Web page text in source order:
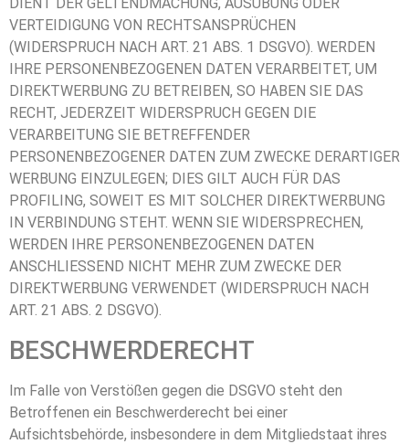
VERTEIDIGUNG VON RECHTSANSPRÜCHEN
(WIDERSPRUCH NACH ART. 21 ABS. 1 DSGVO). WERDEN
IHRE PERSONENBEZOGENEN DATEN VERARBEITET, UM
DIREKTWERBUNG ZU BETREIBEN, SO HABEN SIE DAS
RECHT, JEDERZEIT WIDERSPRUCH GEGEN DIE
VERARBEITUNG SIE BETREFFENDER
PERSONENBEZOGENER DATEN ZUM ZWECKE DERARTIGER
WERBUNG EINZULEGEN; DIES GILT AUCH FÜR DAS
PROFILING, SOWEIT ES MIT SOLCHER DIREKTWERBUNG
IN VERBINDUNG STEHT. WENN SIE WIDERSPRECHEN,
WERDEN IHRE PERSONENBEZOGENEN DATEN
ANSCHLIESSEND NICHT MEHR ZUM ZWECKE DER
DIREKTWERBUNG VERWENDET (WIDERSPRUCH NACH
ART. 21 ABS. 2 DSGVO).
BESCHWERDERECHT
Im Falle von Verstößen gegen die DSGVO steht den
Betroffenen ein Beschwerderecht bei einer
Aufsichtsbehörde, insbesondere in dem Mitgliedstaat ihres